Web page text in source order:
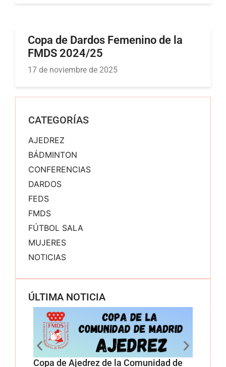
Copa de Dardos Femenino de la
FMDS 2024/25
17 de noviembre de 2025
CATEGORÍAS
AJEDREZ
BÁDMINTON
CONFERENCIAS
DARDOS
FEDS
FMDS
FÚTBOL SALA
MUJERES
NOTICIAS
ÚLTIMA NOTICIA
Copa de Ajedrez de la Comunidad de